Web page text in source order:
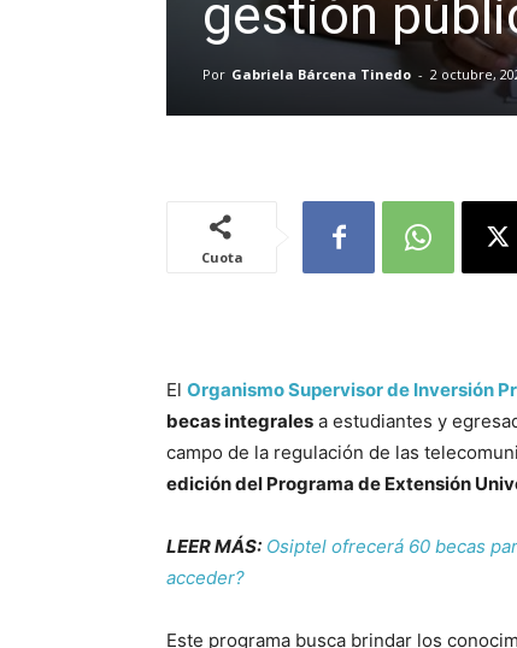
gestión
Por Gabriela Bárcena Tinedo - 2 octubre,
Cuota
El Organismo Supervisor de Inversión
becas integrales a estudiantes y
campo de la regulación de las
edición del Programa de Extensión
LEER MÁS: Osiptel ofrecerá 60 becas
acceder?
Este programa busca brindar los